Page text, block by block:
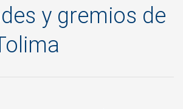
y gremios de